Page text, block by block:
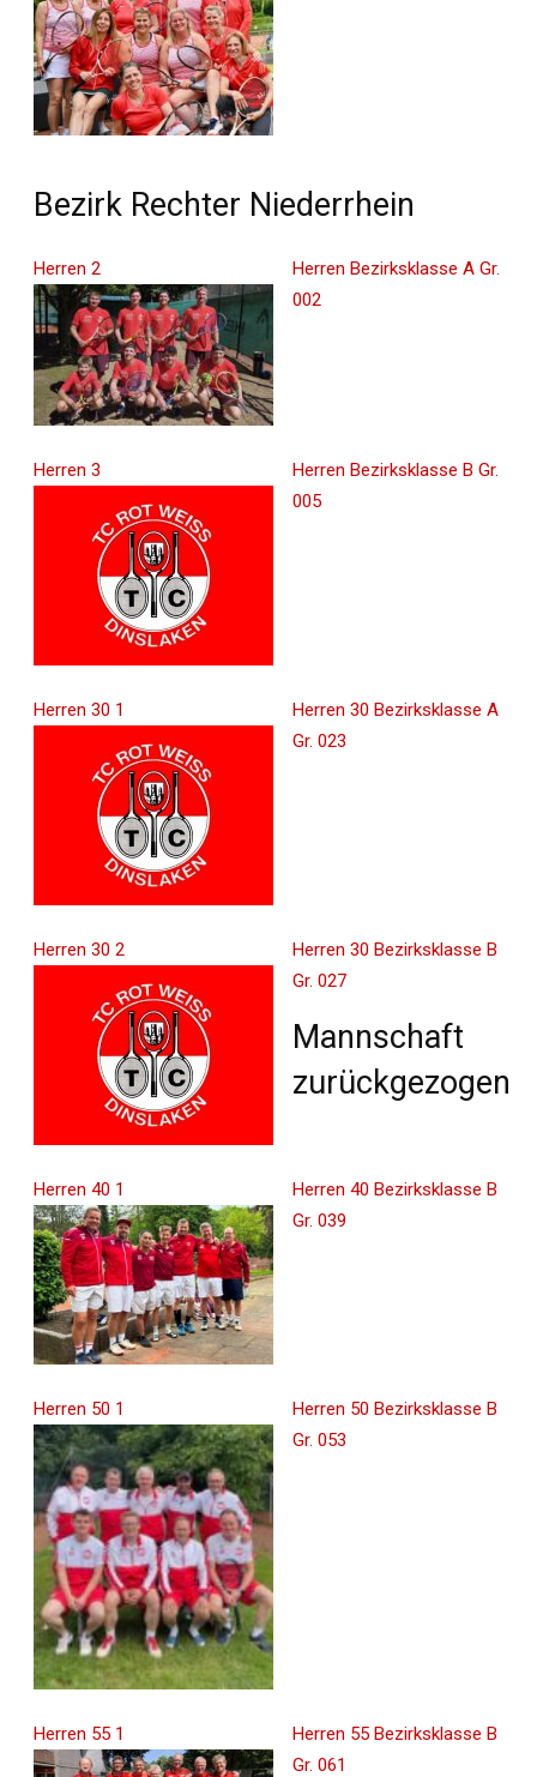
Bezirk Rechter Niederrhein
Herren 2
Herren Bezirksklasse A Gr.
002
Herren 3
Herren Bezirksklasse B Gr.
005
Herren 30 1
Herren 30 Bezirksklasse A
Gr. 023
Herren 30 2
Herren 30 Bezirksklasse B
Gr. 027
Mannschaft
zurückgezogen
Herren 40 1
Herren 40 Bezirksklasse B
Gr. 039
Herren 50 1
Herren 50 Bezirksklasse B
Gr. 053
Herren 55 1
Herren 55 Bezirksklasse B
Gr. 061